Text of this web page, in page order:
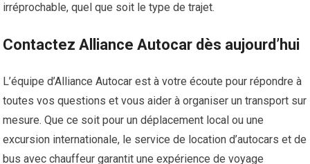
irréprochable, quel que soit le type de trajet.
Contactez Alliance Autocar dès aujourd’hui
L’équipe d’Alliance Autocar est à votre écoute pour répondre à
toutes vos questions et vous aider à organiser un transport sur
mesure. Que ce soit pour un déplacement local ou une
excursion internationale, le service de location d’autocars et de
bus avec chauffeur garantit une expérience de voyage